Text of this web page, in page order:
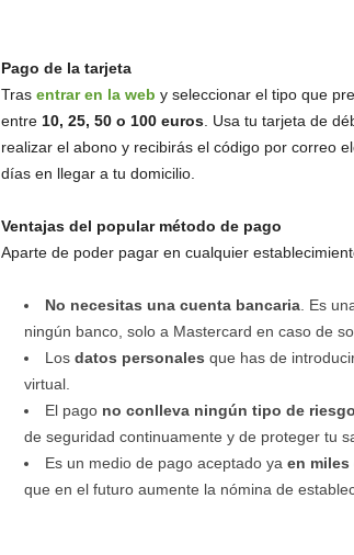
Pago de la tarjeta
Tras entrar en la web y seleccionar el tipo que
entre 10, 25, 50 o 100 euros. Usa tu tarjeta de
realizar el abono y recibirás el código por correo
días en llegar a tu domicilio.
Ventajas del popular método de pago
Aparte de poder pagar en cualquier
No necesitas una cuenta bancaria. Es
ningún banco, solo a Mastercard en caso de
Los datos personales que has de
virtual.
El pago no conlleva ningún tipo de riesgo
de seguridad continuamente y de proteger tu
Es un medio de pago aceptado ya en
que en el futuro aumente la nómina de